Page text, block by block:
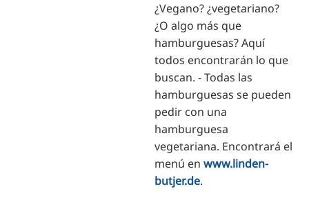
¿Vegano? ¿vegetariano?
¿O algo más que
hamburguesas? Aquí
todos encontrarán lo que
buscan. - Todas las
hamburguesas se pueden
pedir con una
hamburguesa
vegetariana. Encontrará el
menú en www.linden-
butjer.de.